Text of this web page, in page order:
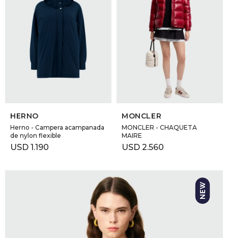
HERNO
Herno - Campera acampanada
de nylon flexible
USD 1.190
SELECCIONAR TALLE
MONCLER
MONCLER - CHAQUETA
MAIRE
USD 2.560